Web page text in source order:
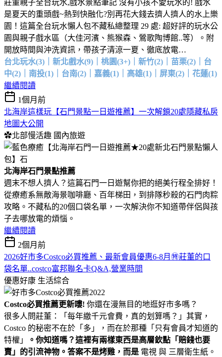
莊董親子全台玩水,戲水景點筆記 沒有小孩不愛玩水的! 戲水
是夏天的重頭戲~熱到快融化?別再花大錢去擠人擠人的水上樂
園！這篇全台玩水懶人包不藏私總整理 29 處: 超好評的玩水公
園與親子戲水區（大佳河濱、熊猴森、鶯歌陶博館..等）。附
開放時間與沖洗資訊，帶孩子清涼一夏、徹底放電…
台北玩水(3)｜新北戲水(9)｜桃園(3+)｜新竹(2)｜苗栗(2)｜台
中(2)｜南投(1)｜台南(2)｜嘉義(1)｜高雄(1)｜屏東(2)｜花蓮(1)
繼續閱讀
1個月前
北海岸這樣玩【石門景點一日遊推薦】一次解鎖20處隱藏私房
地圖大公開
✿北部慢活趣 國內旅遊
北海岸石門景點推薦
週末不想人擠人？這篇石門一日遊幫你把的絕美行程全排好！
從療癒系無敵海景咖啡廳、百年梯田，到排隊秒殺的石門肉粽
攻略。不藏私的20個口袋名單，一次解決你不知道帶伴侶與孩
子去哪放電的煩惱。
繼續閱讀
2個月前
2026好市多Costco必買推薦、最新會員優惠6-8月㊕莊董的口
袋名單..costco富邦聯名卡Q&A,營業時間
優惠好康 生活綜合
Costco必買推薦更新嘍! 你還在漫無目的地逛好市多嗎？
很多人問莊董：「每年繳千元會費，真的划算嗎？」其實，
Costco 的秘密不在於「多」，而在於那種「只有會員才知道的
特權」
。你知道嗎？這裡有兩樣東西是高層欽點「賠錢也要
賣」的引流神物。答案不是烤雞，而是 電視 與 三層衛生紙。